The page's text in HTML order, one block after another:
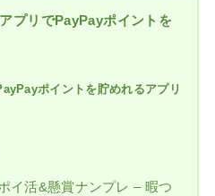
プリでPayPayポイントを
ポイントを貯めれるアプリ
イ活&懸賞ナンプレ – 暇つ